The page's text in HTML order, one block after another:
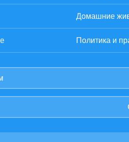
Домашние
Политика и